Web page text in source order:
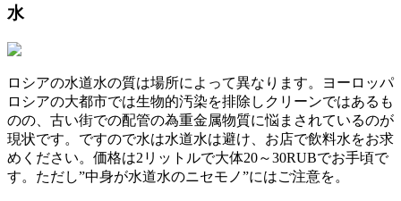
水
ロシアの水道水の質は場所によって異なります。ヨーロッパ
ロシアの大都市では生物的汚染を排除しクリーンではあるも
のの、古い街での配管の為重金属物質に悩まされているのが
現状です。ですので水は水道水は避け、お店で飲料水をお求
めください。価格は2リットルで大体20～30RUBでお手頃で
す。ただし”中身が水道水のニセモノ”にはご注意を。